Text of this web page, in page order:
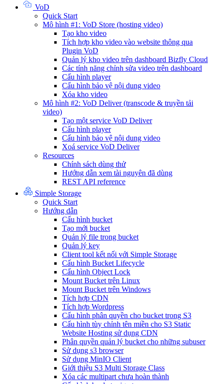
VoD
Quick Start
Mô hình #1: VoD Store (hosting video)
Tạo kho video
Tích hợp kho video vào website thông qua
Plugin VoD
Quản lý kho video trên dashboard Bizfly Cloud
Các tính năng chỉnh sửa video trên dashboard
Cấu hình player
Cấu hình bảo vệ nội dung video
Xóa kho video
Mô hình #2: VoD Deliver (transcode & truyền tải
video)
Tạo một service VoD Deliver
Cấu hình player
Cấu hình bảo vệ nội dung video
Xoá service VoD Deliver
Resources
Chính sách dùng thử
Hướng dẫn xem tài nguyên đã dùng
REST API reference
Simple Storage
Quick Start
Hướng dẫn
Cấu hình bucket
Tạo mới bucket
Quản lý file trong bucket
Quản lý key
Client tool kết nối với Simple Storage
Cấu hình Bucket Lifecycle
Cấu hình Object Lock
Mount Bucket trên Linux
Mount Bucket trên Windows
Tích hợp CDN
Tích hợp Wordpress
Cấu hình phân quyền cho bucket trong S3
Cấu hình tùy chỉnh tên miền cho S3 Static
Website Hosting sử dụng CDN
Phân quyền quản lý bucket cho những subuser
Sử dụng s3 browser
Sử dụng MinIO Client
Giới thiệu S3 Multi Storage Class
Xóa các multipart chưa hoàn thành